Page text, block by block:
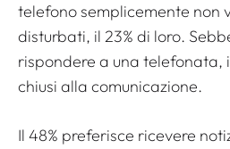
telefono semplicemente non
disturbati, il 23% di loro.
rispondere a una telefonata,
chiusi alla comunicazione.
Il 48% preferisce ricevere